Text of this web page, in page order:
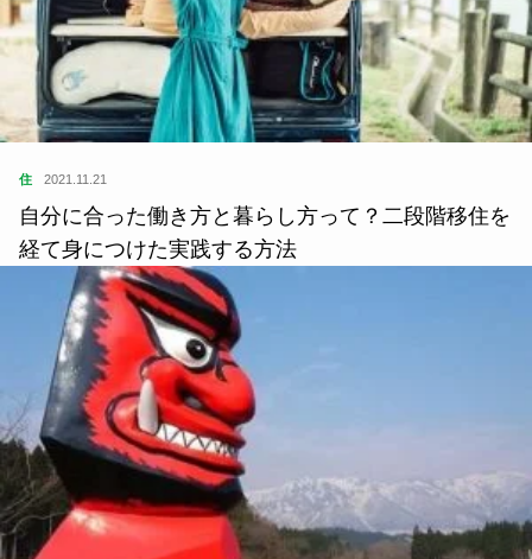
住 2021.11.21
自分に合った働き方と暮らし方って？二段階移住を
経て身につけた実践する方法